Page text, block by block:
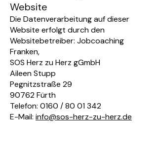
Website
Die Datenverarbeitung auf dieser
Website erfolgt durch den
Websitebetreiber: Jobcoaching
Franken,
SOS Herz zu Herz gGmbH
Aileen Stupp
Pegnitzstraße 29
90762 Fürth
Telefon: 0160 /80 01 342
E-Mail: info@sos-herz-zu-herz.de